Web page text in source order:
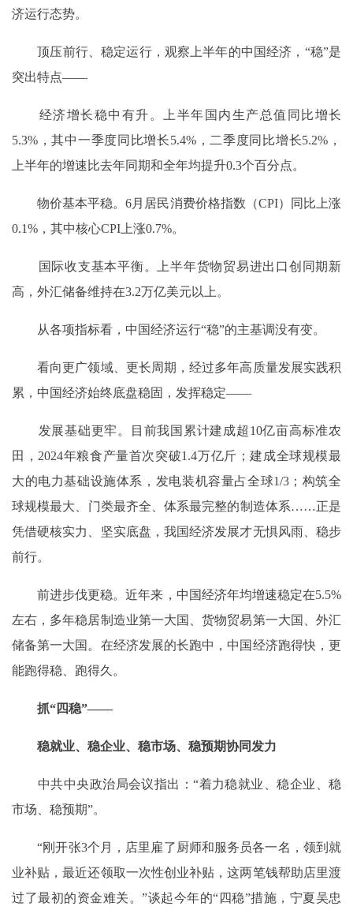
济运行态势。
顶压前行、稳定运行，观察上半年的中国经济，“稳”是
突出特点——
经济增长稳中有升。上半年国内生产总值同比增长
5.3%，其中一季度同比增长5.4%，二季度同比增长5.2%，
上半年的增速比去年同期和全年均提升0.3个百分点。
物价基本平稳。6月居民消费价格指数（CPI）同比上涨
0.1%，其中核心CPI上涨0.7%。
国际收支基本平衡。上半年货物贸易进出口创同期新
高，外汇储备维持在3.2万亿美元以上。
从各项指标看，中国经济运行“稳”的主基调没有变。
看向更广领域、更长周期，经过多年高质量发展实践积
累，中国经济始终底盘稳固，发挥稳定——
发展基础更牢。目前我国累计建成超10亿亩高标准农
田，2024年粮食产量首次突破1.4万亿斤；建成全球规模最
大的电力基础设施体系，发电装机容量占全球1/3；构筑全
球规模最大、门类最齐全、体系最完整的制造体系……正是
凭借硬核实力、坚实底盘，我国经济发展才无惧风雨、稳步
前行。
前进步伐更稳。近年来，中国经济年均增速稳定在5.5%
左右，多年稳居制造业第一大国、货物贸易第一大国、外汇
储备第一大国。在经济发展的长跑中，中国经济跑得快，更
能跑得稳、跑得久。
抓“四稳”——
稳就业、稳企业、稳市场、稳预期协同发力
中共中央政治局会议指出：“着力稳就业、稳企业、稳
市场、稳预期”。
“刚开张3个月，店里雇了厨师和服务员各一名，领到就
业补贴，最近还领取一次性创业补贴，这两笔钱帮助店里渡
过了最初的资金难关。”谈起今年的“四稳”措施，宁夏吴忠